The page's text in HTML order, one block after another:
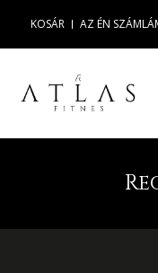
KOSÁR AZ ÉN